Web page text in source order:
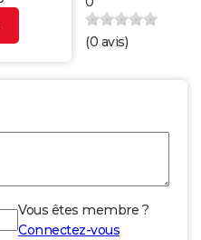
(0 avis)
Vous êtes membre ?
Connectez-vous